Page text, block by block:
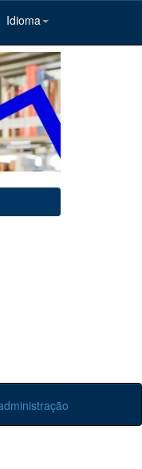
Idioma